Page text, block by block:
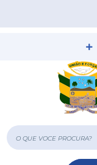
O que voce procura?